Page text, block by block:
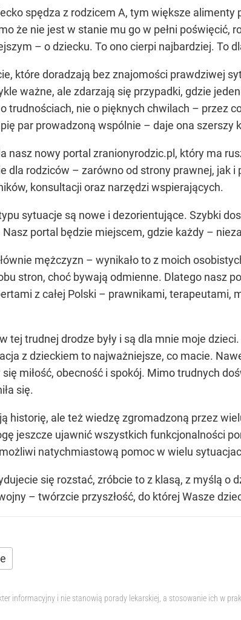
spędza z rodzicem A, tym większe alimenty
że nie jest w stanie mu go w pełni poświęcić,
– o dziecku. To ono cierpi najbardziej. To
które doradzają bez znajomości prawdziwej
ważne, ale zdarzają się przypadki, gdzie
trudnościach, nie o pięknych chwilach – przez
par prowadzoną wspólnie – daje ona szerszy
nasz nowy portal zranionyrodzic.pl, który ma
dla rodziców – zarówno od strony prawnej, jak
konsultacji oraz narzędzi wspierających.
sytuacje są nowe i dezorientujące. Szybki
portal będzie miejscem, gdzie każdy –
mężczyzn – wynikało to z moich
stron, choć bywają odmienne. Dlatego nasz
z całej Polski – prawnikami,
tej trudnej drodze były i są dla mnie moje
z dzieckiem to najważniejsze, co macie.
miłość, obecność i spokój. Mimo trudnych
się.
historię, ale też wiedzę zgromadzoną przez
jeszcze ujawnić wszystkich funkcjonalności
natychmiastową pomoc w wielu
się rozstać, zróbcie to z klasą, z myślą o
– twórzcie przyszłość, do której Wasze
informacyjny i nie stanowią porady lekarskiej, a stosowanie ich w